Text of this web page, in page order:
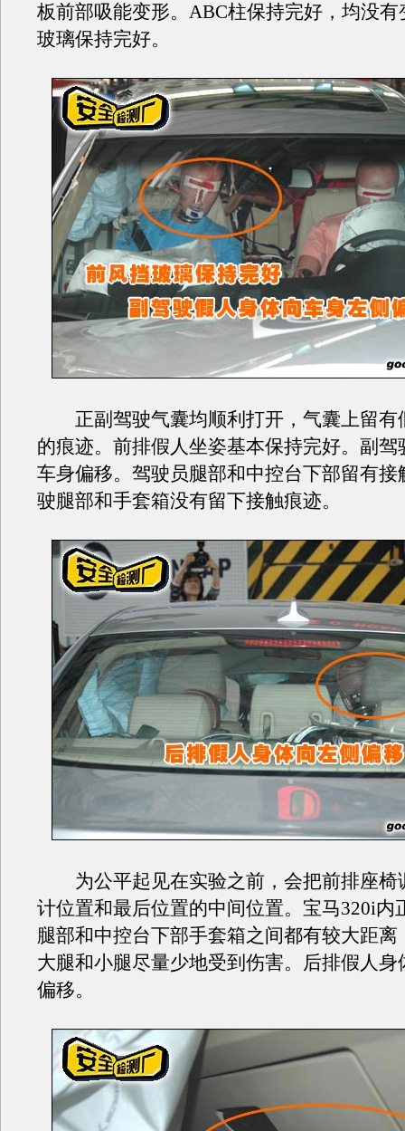
板前部吸能变形。ABC柱保持完好，均没有
玻璃保持完好。
正副驾驶气囊均顺利打开，气囊上留有
的痕迹。前排假人坐姿基本保持完好。副驾
车身偏移。驾驶员腿部和中控台下部留有接
驶腿部和手套箱没有留下接触痕迹。
为公平起见在实验之前，会把前排座椅
计位置和最后位置的中间位置。宝马320i内
腿部和中控台下部手套箱之间都有较大距离
大腿和小腿尽量少地受到伤害。后排假人身
偏移。